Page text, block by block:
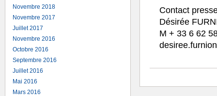
Contact
Désirée
M + 33 6 62
Novembre 2018
Novembre 2017
Juillet 2017
Novembre 2016
Octobre 2016
Septembre 2016
Juillet 2016
Mai 2016
Mars 2016